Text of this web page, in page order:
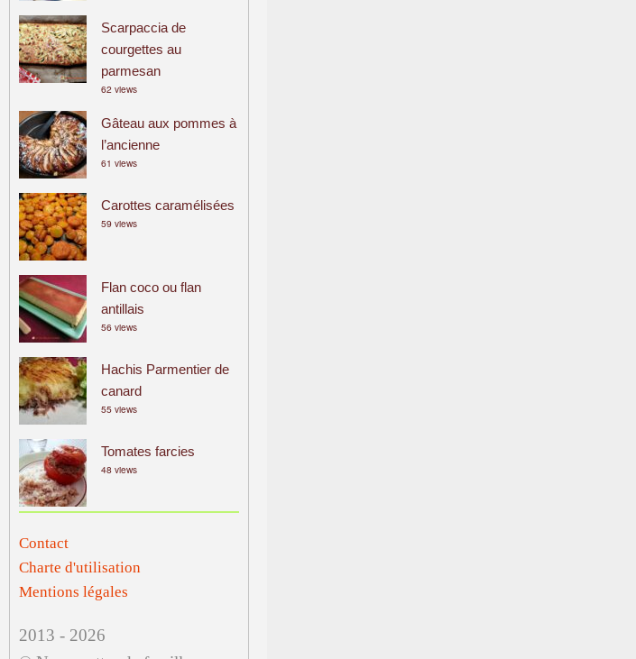
Scarpaccia de
courgettes au
parmesan
62 views
Gâteau aux pommes à
l’ancienne
61 views
Carottes caramélisées
59 views
Flan coco ou flan
antillais
56 views
Hachis Parmentier de
canard
55 views
Tomates farcies
48 views
Contact
Charte d'utilisation
Mentions légales
2013 - 2026